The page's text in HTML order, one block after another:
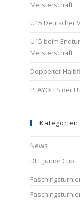
Meisterschaft
U15 Deutscher
U15 beim
Meisterschaft
Doppelter
PLAYOFFS der
Kategorien
News
DEL Junior Cup